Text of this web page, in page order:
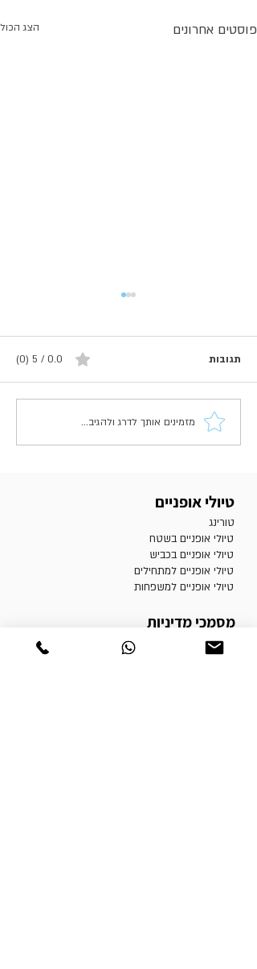
פוסטים אחרונים הצג הכול
חשיבות הכנת האופניים והציוד
לפני טיול רכיבה ארוכה 🚴‍♀️
תגובות 0.0 / 5 ‏(0)
מזמינים אותך לדרג ולהגיב...
טיולי אופניים
טורינג
טיולי אופניים בשטח
טיולי אופניים בכביש
טיולי אופניים למתחילים
טיולי אופניים למשפחות
מסמכי מדיניות
תקנון ותנאי שימוש